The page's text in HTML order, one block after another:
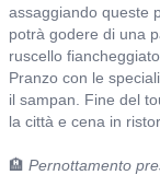
assaggiando queste
potrà godere di una
ruscello
Pranzo con le
il sampan. Fine del
la città e cena in
🏨 Pernottamento